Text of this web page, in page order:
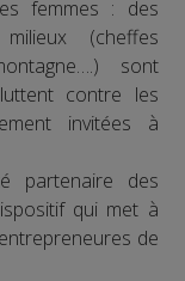
femmes : des
(cheffes
sont
contre les
invitées à
partenaire des
qui met à
de